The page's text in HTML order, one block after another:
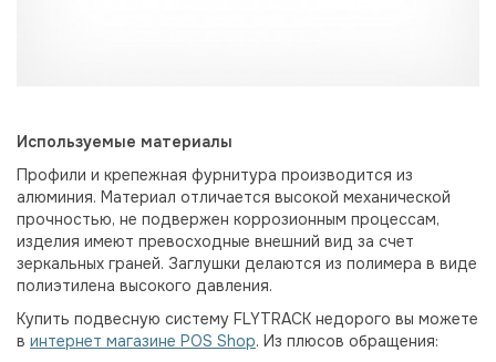
Используемые материалы
Профили и крепежная фурнитура производится из
алюминия. Материал отличается высокой механической
прочностью, не подвержен коррозионным процессам,
изделия имеют превосходные внешний вид за счет
зеркальных граней. Заглушки делаются из полимера в виде
полиэтилена высокого давления.
Купить подвесную систему FLYTRACK недорого вы можете
в интернет магазине POS Shop. Из плюсов обращения: